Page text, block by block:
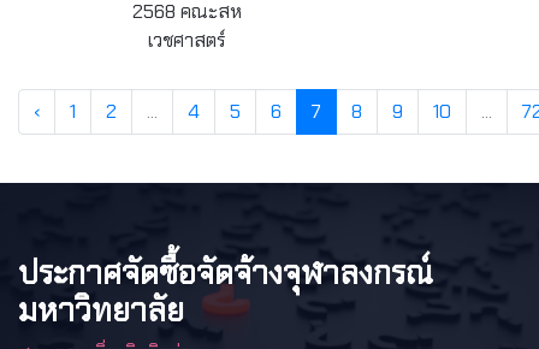
2568 คณะสห
เวชศาสตร์
‹ 1 2 ... 4 5 6 7 8 9 10 ...
ประกาศจัดซื้อจัดจ้างจุฬาลงกรณ์
มหาวิทยาลัย